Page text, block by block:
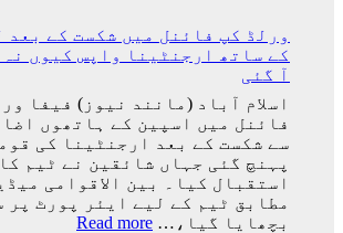
فیفا
ورلڈ
باہر
کی
پر
2
ورلڈ کپ فائنل میں شکست کے بعد
کے ساتھ ارجنٹینا واپس کیوں
آ گئی
سے شکست کے بعد ارجنٹینا کی
پہنچ گئی جہاں شائقین نے ٹیم
استقبال کیا۔ بین الاقوامی
مطابق ٹیم کے لیے ایئر پورٹ پر
بچھایا گیا،… Read more
: